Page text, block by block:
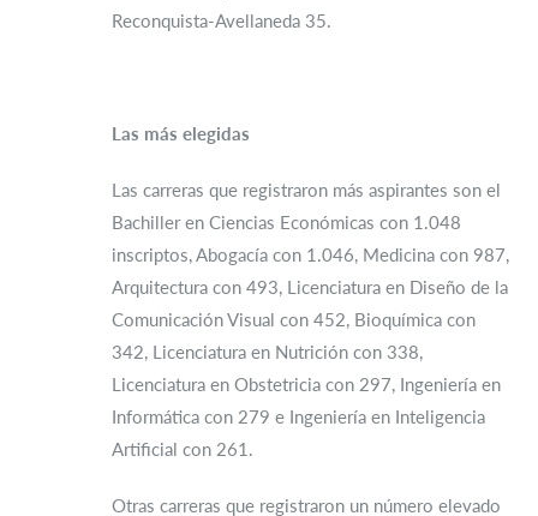
Reconquista-Avellaneda 35.
Las más elegidas
Las carreras que registraron más aspirantes son el
Bachiller en Ciencias Económicas con 1.048
inscriptos, Abogacía con 1.046, Medicina con 987,
Arquitectura con 493, Licenciatura en Diseño de la
Comunicación Visual con 452, Bioquímica con
342, Licenciatura en Nutrición con 338,
Licenciatura en Obstetricia con 297, Ingeniería en
Informática con 279 e Ingeniería en Inteligencia
Artificial con 261.
Otras carreras que registraron un número elevado